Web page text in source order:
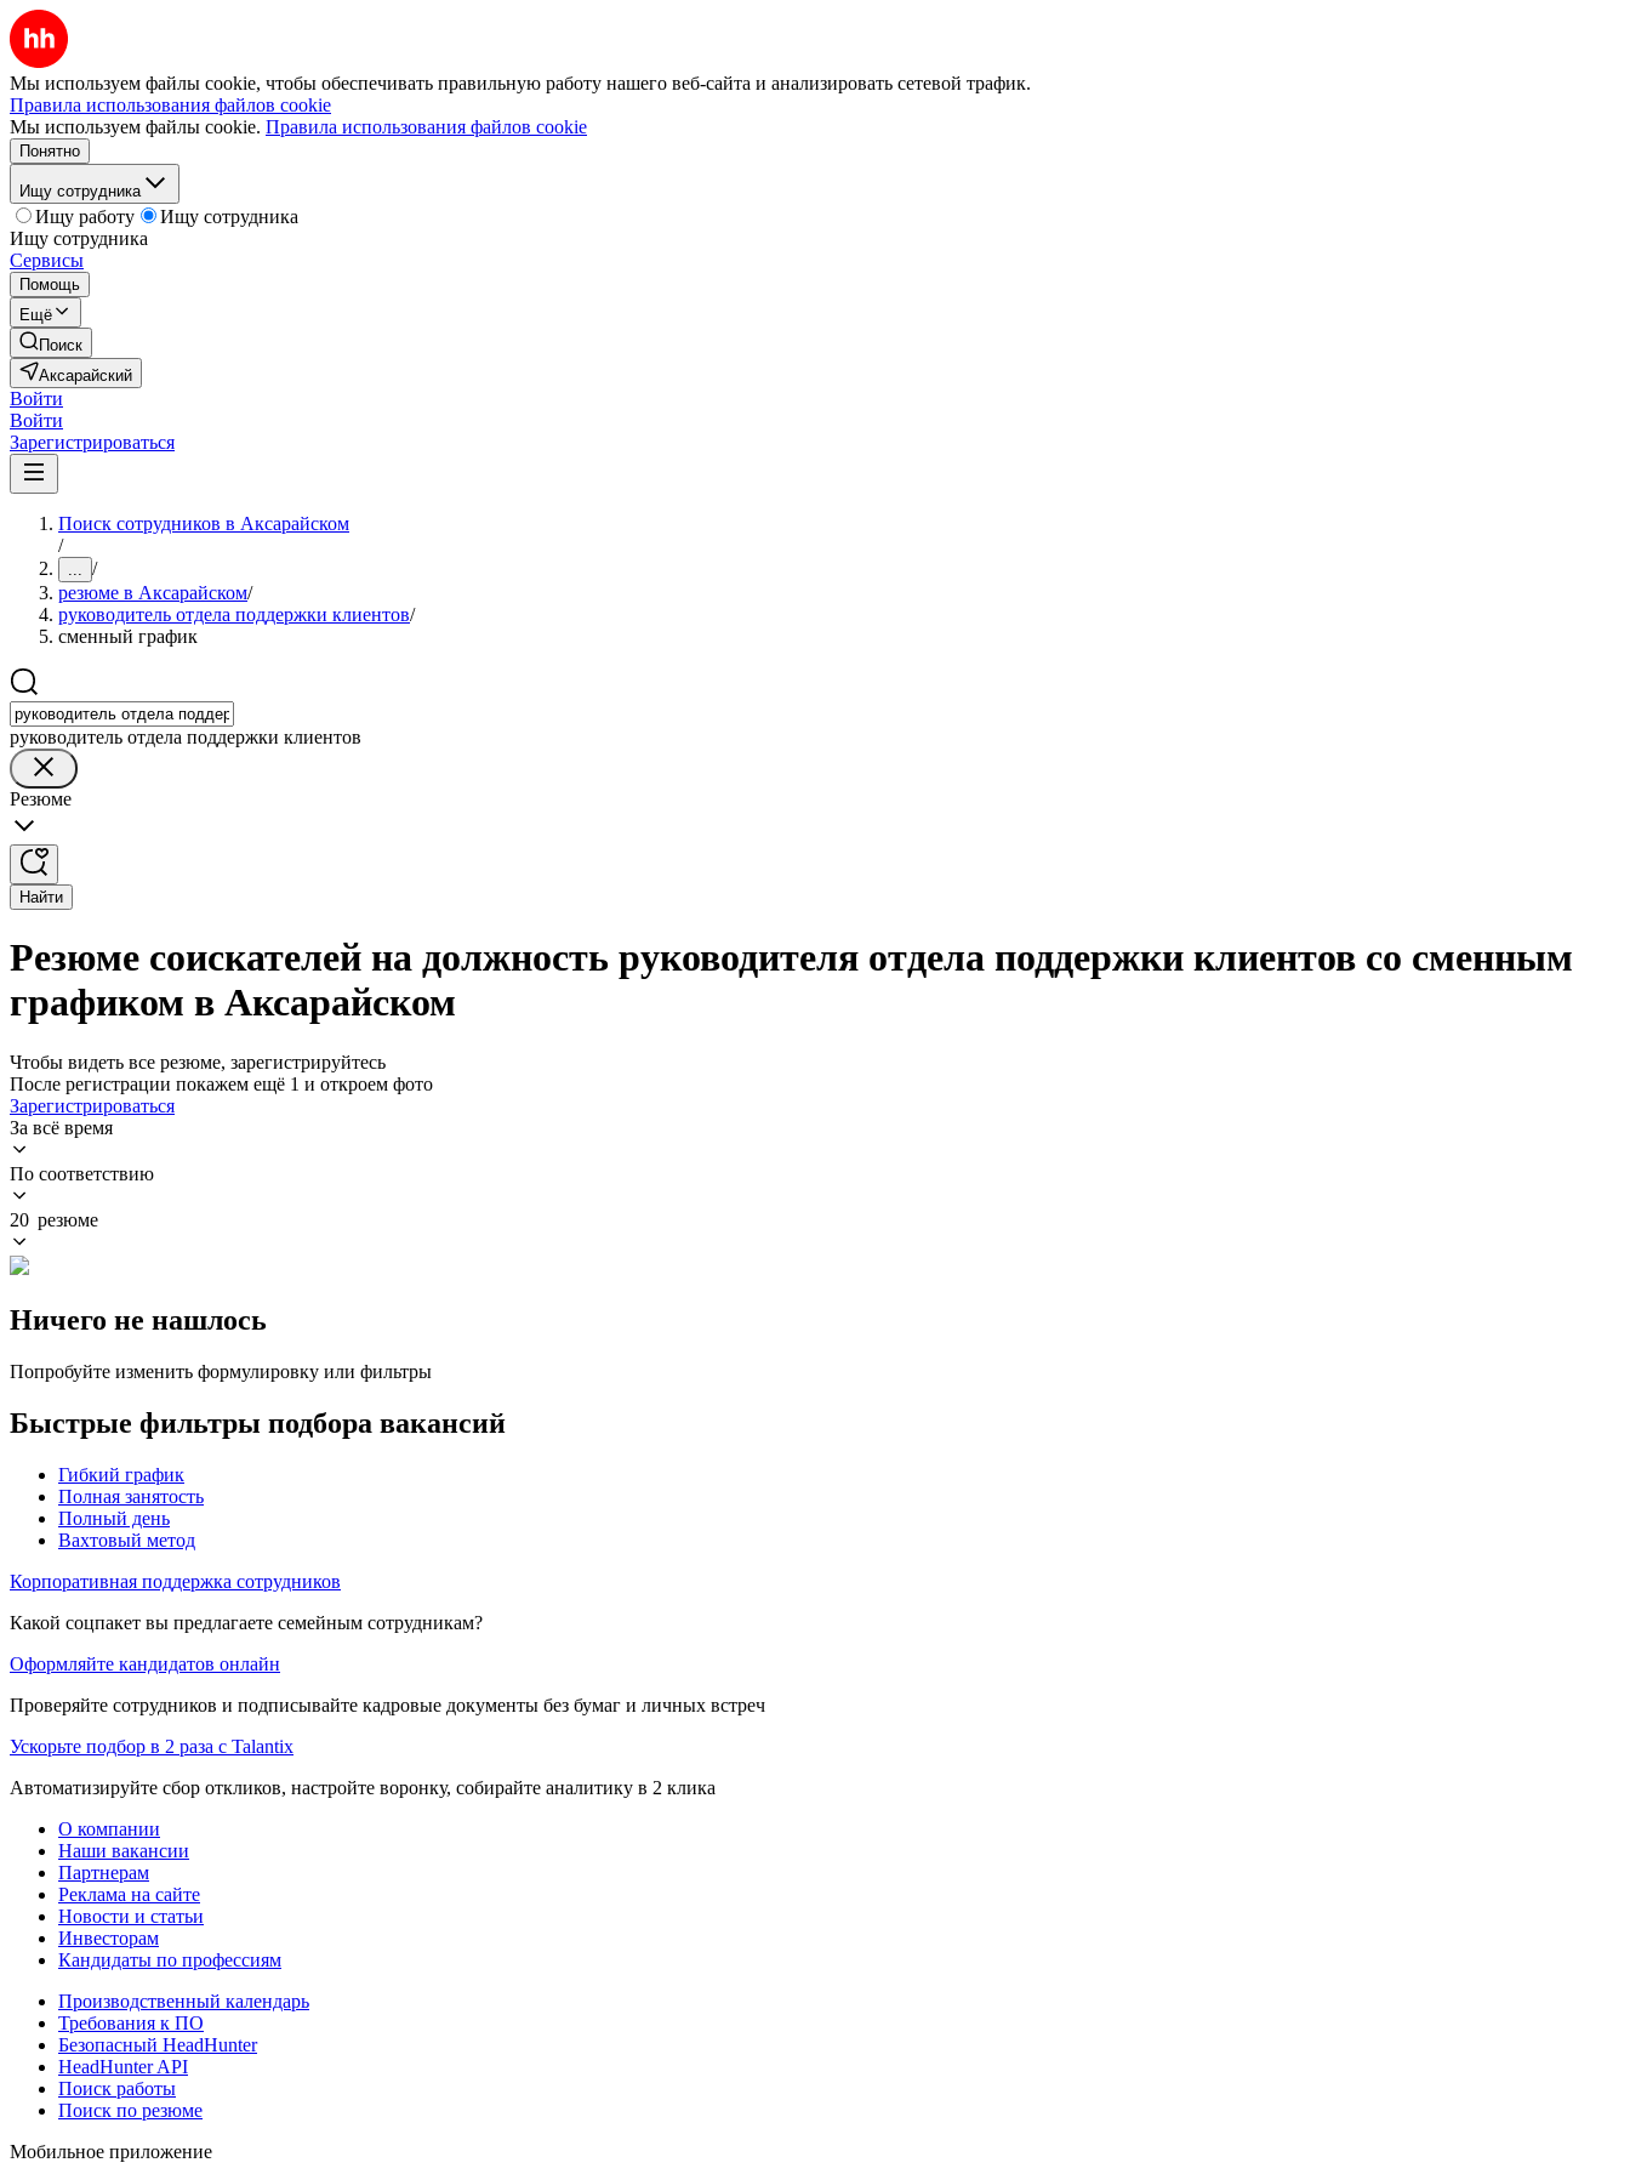
Мы используем файлы cookie, чтобы обеспечивать правильную работу нашего веб-сайта и анализировать сетевой трафик.
Правила использования файлов cookie
Мы используем файлы cookie. Правила использования файлов cookie
Понятно
Ищу сотрудника
Ищу работу
Ищу сотрудника
Ищу сотрудника
Сервисы
Помощь
Ещё
Поиск
Аксарайский
Войти
Войти
Зарегистрироваться
Поиск сотрудников в Аксарайском
/
... /
резюме в Аксарайском/
руководитель отдела поддержки клиентов/
сменный график
руководитель отдела поддержки клиентов
Резюме
Найти
Резюме соискателей на должность руководителя отдела поддержки клиентов со сменным
графиком в Аксарайском
Чтобы видеть все резюме, зарегистрируйтесь
После регистрации покажем ещё 1 и откроем фото
Зарегистрироваться
За всё время
По соответствию
20 резюме
Ничего не нашлось
Попробуйте изменить формулировку или фильтры
Быстрые фильтры подбора вакансий
Гибкий график
Полная занятость
Полный день
Вахтовый метод
Корпоративная поддержка сотрудников
Какой соцпакет вы предлагаете семейным сотрудникам?
Оформляйте кандидатов онлайн
Проверяйте сотрудников и подписывайте кадровые документы без бумаг и личных встреч
Ускорьте подбор в 2 раза с Talantix
Автоматизируйте сбор откликов, настройте воронку, собирайте аналитику в 2 клика
О компании
Наши вакансии
Партнерам
Реклама на сайте
Новости и статьи
Инвесторам
Кандидаты по профессиям
Производственный календарь
Требования к ПО
Безопасный HeadHunter
HeadHunter API
Поиск работы
Поиск по резюме
Мобильное приложение